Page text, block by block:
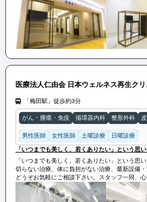
医療法人仁由会 日本ウェルネス再生ク
「梅田駅」徒歩約3分
がん・腫瘍・免疫 循環器内科 整形外科
男性医師 女性医師 土曜診療 日曜診療
「いつまでも美しく、若くありたい」という思い
「いつまでも美しく、若くありたい」という思い
切らない治療、体に負担がない治療、最新設備
どうぞお気軽にご相談下さい。スタッフ一同、